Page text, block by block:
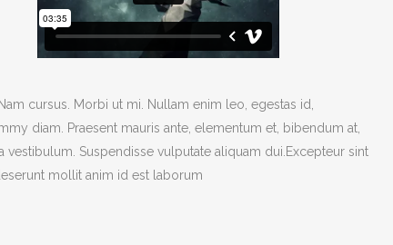
cursus. Morbi ut mi. Nullam enim leo, egestas id,
diam. Praesent mauris ante, elementum et, bibendum at,
Suspendisse vulputate aliquam dui.Excepteur sint
mollit anim id est laborum